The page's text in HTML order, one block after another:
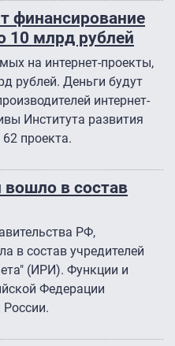
финансирование
10 млрд рублей
на интернет-проекты,
рублей. Деньги будут
интернет-
Института развития
проекта.
в состав
РФ,
в состав учредителей
(ИРИ). Функции и
Федерации